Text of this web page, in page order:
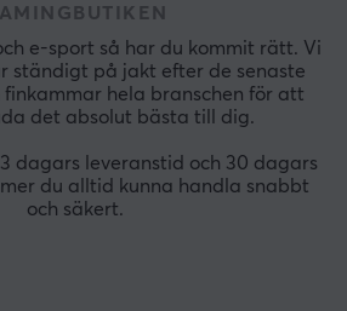
e-sport så har du kommit rätt. Vi
ständigt på jakt efter de senaste
finkammar hela branschen för att
det absolut bästa till dig.
dagars leveranstid och 30 dagars
du alltid kunna handla snabbt
och säkert.